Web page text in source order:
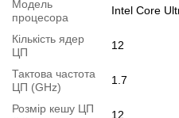
Операційна система:
Можлива модифікація:
1.Збільшення об'єму RAM
2.
Збільшення розміру HDD
Модель
процесора
Intel Core
Кількість ядер
ЦП
12
Тактова частота
ЦП (GHz)
1.7
Розмір кешу ЦП
12